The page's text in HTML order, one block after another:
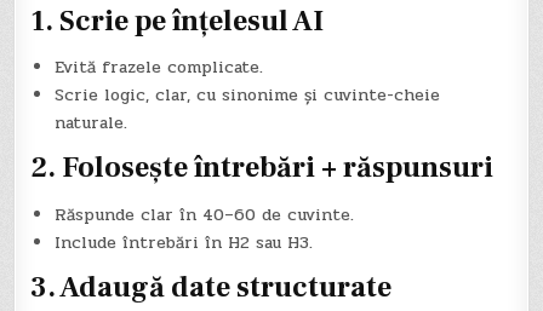
1. Scrie pe înțelesul AI
Evită frazele complicate.
Scrie logic, clar, cu sinonime și cuvinte-cheie
naturale.
2. Folosește întrebări + răspunsuri
Răspunde clar în 40–60 de cuvinte.
Include întrebări în H2 sau H3.
3. Adaugă date structurate